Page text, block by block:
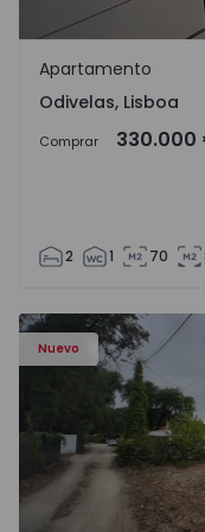
Odivelas, Lisboa
Apartamento
Odivelas, Lisboa
Comprar 330.000
2 1 70
Nuevo
Apartamento T3